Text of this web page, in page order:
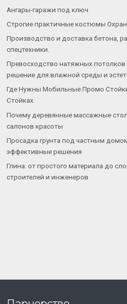
Ангары-гаражи под ключ
Строгие практичные костюмы
Производство и доставка бетона,
спецтехники.
Превосходство натяжных
решение для влажной среды и
Где Нужны Мобильные Промо
Стойках.
Почему деревянные массажные
салонов красоты
Просадка грунта под частным
эффективные решения
Глина: от простого материала до
строителей и инженеров